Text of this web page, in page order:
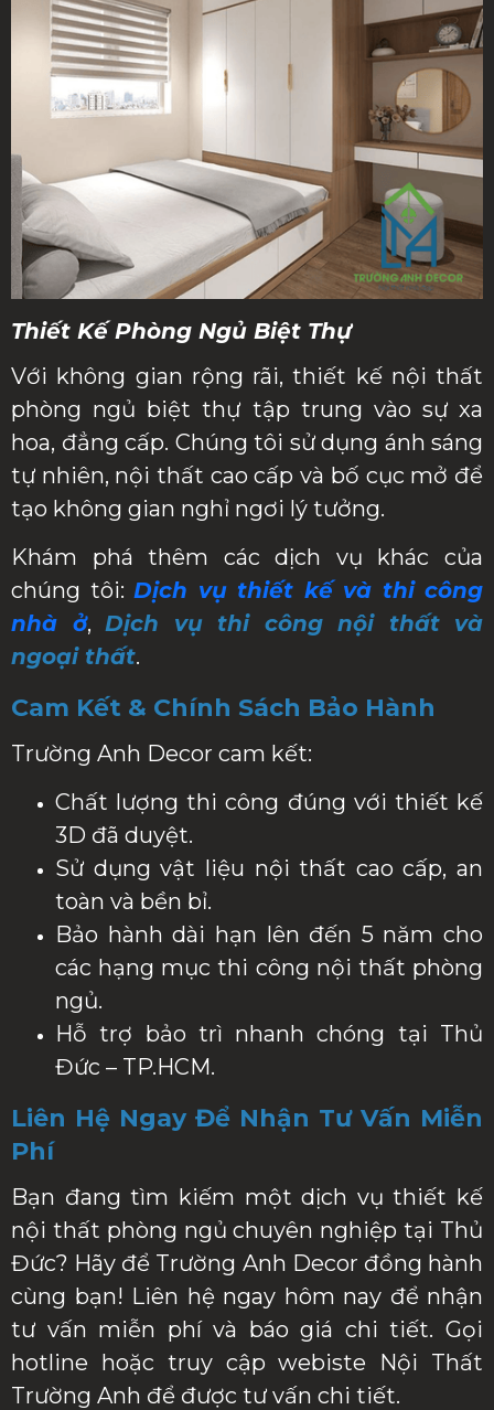
Thiết Kế Phòng Ngủ Biệt Thự
Với không gian rộng rãi, thiết kế nội thất
phòng ngủ biệt thự tập trung vào sự xa
hoa, đẳng cấp. Chúng tôi sử dụng ánh sáng
tự nhiên, nội thất cao cấp và bố cục mở để
tạo không gian nghỉ ngơi lý tưởng.
Khám phá thêm các dịch vụ khác của
chúng tôi: Dịch vụ thiết kế và thi công
nhà ở, Dịch vụ thi công nội thất và
ngoại thất.
Cam Kết & Chính Sách Bảo Hành
Trường Anh Decor cam kết:
Chất lượng thi công đúng với thiết kế
3D đã duyệt.
Sử dụng vật liệu nội thất cao cấp, an
toàn và bền bỉ.
Bảo hành dài hạn lên đến 5 năm cho
các hạng mục thi công nội thất phòng
ngủ.
Hỗ trợ bảo trì nhanh chóng tại Thủ
Đức – TP.HCM.
Liên Hệ Ngay Để Nhận Tư Vấn Miễn
Phí
Bạn đang tìm kiếm một dịch vụ thiết kế
nội thất phòng ngủ chuyên nghiệp tại Thủ
Đức? Hãy để Trường Anh Decor đồng hành
cùng bạn! Liên hệ ngay hôm nay để nhận
tư vấn miễn phí và báo giá chi tiết. Gọi
hotline hoặc truy cập webiste Nội Thất
Trường Anh để được tư vấn chi tiết.